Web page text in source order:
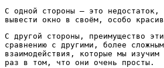
С одной стороны – это недостаток,
вывести окно в своём, особо
С другой стороны, преимущество
сравнению с другими, более
взаимодействия, которые мы
раз в том, что они очень просты.